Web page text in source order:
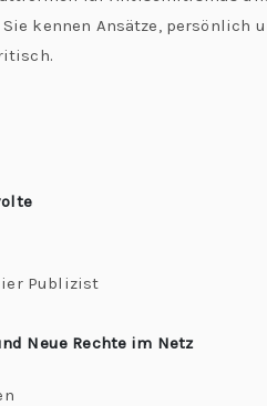
kennen Ansätze,
Publizist
Neue Rechte im Netz